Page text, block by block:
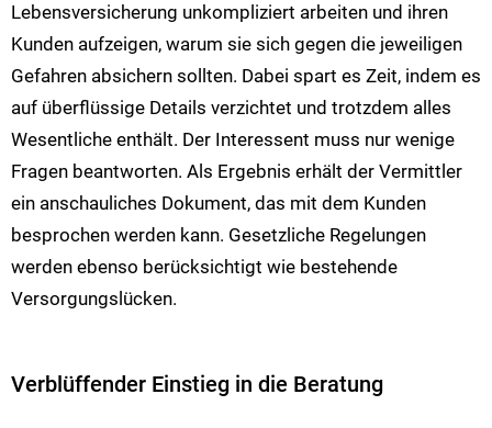
Lebensversicherung unkompliziert arbeiten und ihren
Kunden aufzeigen, warum sie sich gegen die jeweiligen
Gefahren absichern sollten. Dabei spart es Zeit, indem es
auf überflüssige Details verzichtet und trotzdem alles
Wesentliche enthält. Der Interessent muss nur wenige
Fragen beantworten. Als Ergebnis erhält der Vermittler
ein anschauliches Dokument, das mit dem Kunden
besprochen werden kann. Gesetzliche Regelungen
werden ebenso berücksichtigt wie bestehende
Versorgungslücken.
Verblüffender Einstieg in die Beratung